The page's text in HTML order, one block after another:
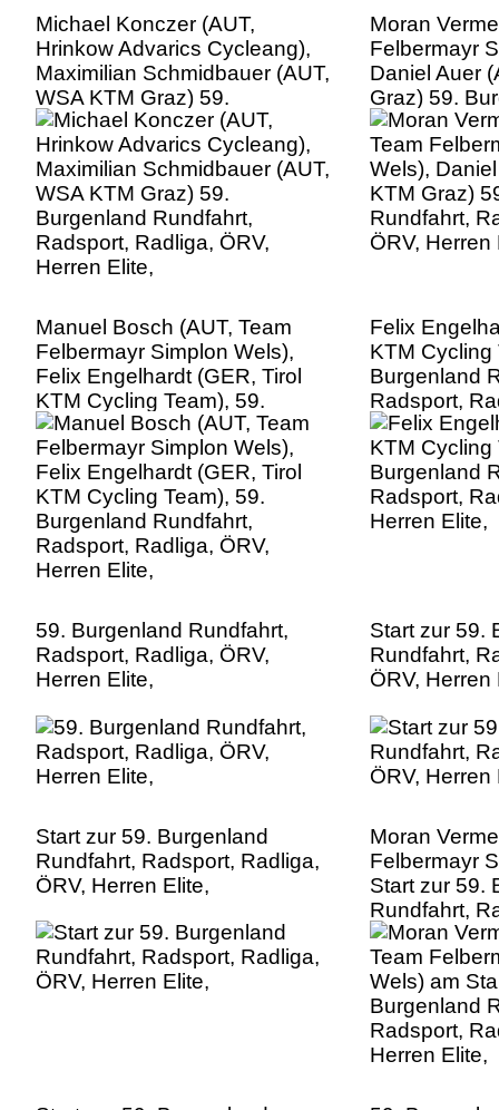
Michael Konczer (AUT,
Hrinkow Advarics Cycleang),
Maximilian Schmidbauer (AUT,
WSA KTM Graz) 59.
Burgenland Rundfahrt,
Radsport, Radliga, ÖRV,
Herren Elite,
Moran
Felbermayr
Daniel Auer
Graz) 59.
Rundfahrt,
ÖRV, Herren
Manuel Bosch (AUT, Team
Felbermayr Simplon Wels),
Felix Engelhardt (GER, Tirol
KTM Cycling Team), 59.
Burgenland Rundfahrt,
Radsport, Radliga, ÖRV,
Herren Elite,
Felix
KTM Cycling
Burgenland
Radsport,
Herren Elite,
59. Burgenland Rundfahrt,
Radsport, Radliga, ÖRV,
Herren Elite,
Start zur 59.
Rundfahrt,
ÖRV, Herren
Start zur 59. Burgenland
Rundfahrt, Radsport, Radliga,
ÖRV, Herren Elite,
Moran
Felbermayr
Start zur 59.
Rundfahrt,
ÖRV, Herren